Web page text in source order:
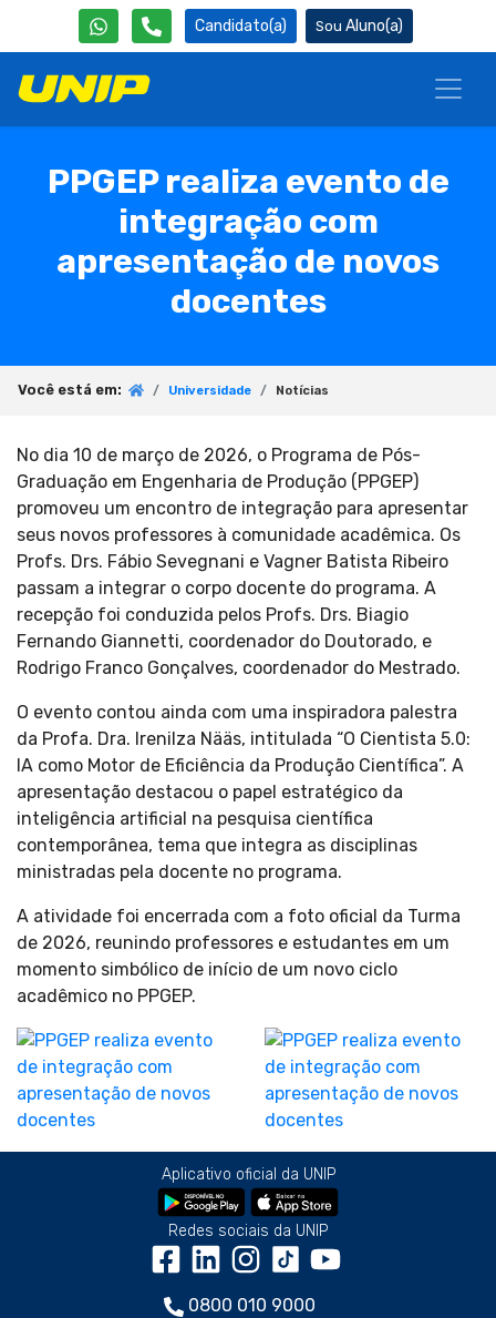
Candidato(a) Aluno(a)
PPGEP realiza evento de
integração com
apresentação de novos
docentes
Você está em: Universidade Notícias
No dia 10 de março de 2026, o Programa de Pós-
Graduação em Engenharia de Produção (PPGEP)
promoveu um encontro de integração para apresentar
seus novos professores à comunidade acadêmica. Os
Profs. Drs. Fábio Sevegnani e Vagner Batista Ribeiro
passam a integrar o corpo docente do programa. A
recepção foi conduzida pelos Profs. Drs. Biagio
Fernando Giannetti, coordenador do Doutorado, e
Rodrigo Franco Gonçalves, coordenador do Mestrado.
O evento contou ainda com uma inspiradora palestra
da Profa. Dra. Irenilza Nääs, intitulada “O Cientista 5.0:
IA como Motor de Eficiência da Produção Científica”. A
apresentação destacou o papel estratégico da
inteligência artificial na pesquisa científica
contemporânea, tema que integra as disciplinas
ministradas pela docente no programa.
A atividade foi encerrada com a foto oficial da Turma
de 2026, reunindo professores e estudantes em um
momento simbólico de início de um novo ciclo
acadêmico no PPGEP.
Aplicativo oficial da UNIP
Redes sociais da UNIP
0800 010 9000